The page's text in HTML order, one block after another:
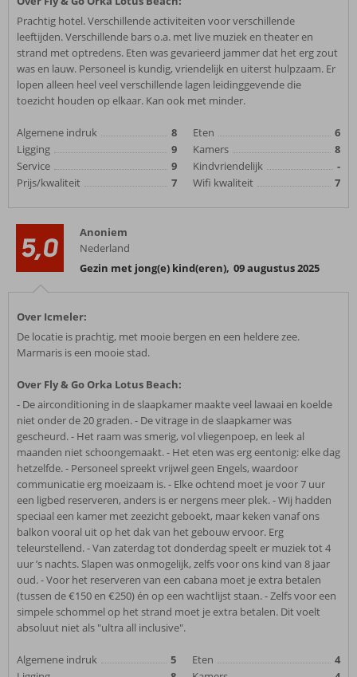
Prachtig hotel. Verschillende activiteiten voor verschillende
leeftijden. Verschillende bars o.a. met live muziek en theater en
strand met optredens. Eten was gevarieerd jammer dat het erg zout
was en lauw. Personeel is kundig, vriendelijk en uiterst hulpzaam. Er
lopen alleen heel veel verschillende lagen leidinggevende die
toezicht houden op elkaar. Kan ook met minder.
Algemene indruk
8
Ligging
9
Service
9
Prijs/kwaliteit
7
Eten
6
Kamers
8
Kindvriendelijk
-
Wifi kwaliteit
7
5,0
Anoniem
Nederland
Gezin met jong(e) kind(eren), 09 augustus 2025
Over Icmeler:
De locatie is prachtig, met mooie bergen en een heldere zee.
Marmaris is een mooie stad.
Over Fly & Go Orka Lotus Beach:
- De airconditioning in de slaapkamer maakte veel lawaai en koelde
niet onder de 20 graden. - De vitrage in de slaapkamer was
gescheurd. - Het raam was smerig, vol vliegenpoep, en leek al
maanden niet schoongemaakt. - Het eten was erg eentonig: elke dag
hetzelfde. - Personeel spreekt vrijwel geen Engels, waardoor
communicatie erg moeizaam is. - Elke ochtend moet je voor 7 uur
een ligbed reserveren, anders is er nergens meer plek. - Wij hadden
speciaal een kamer met zeezicht geboekt, maar keken vanaf ons
balkon vooral uit op het dak van het gebouw ervoor. Erg
teleurstellend. - Van zaterdag tot donderdag speelt er muziek tot 4
uur ’s nachts. Slapen was onmogelijk, zelfs voor ons kind van 8 jaar
oud. - Voor het reserveren van een cabana moet je extra betalen
(tussen de €150 en €250) én op een wachtlijst staan. - Zelfs voor een
simpele schommel op het strand moet je extra betalen. Dit voelt
absoluut niet als "ultra all inclusive".
Algemene indruk
5
Eten
4